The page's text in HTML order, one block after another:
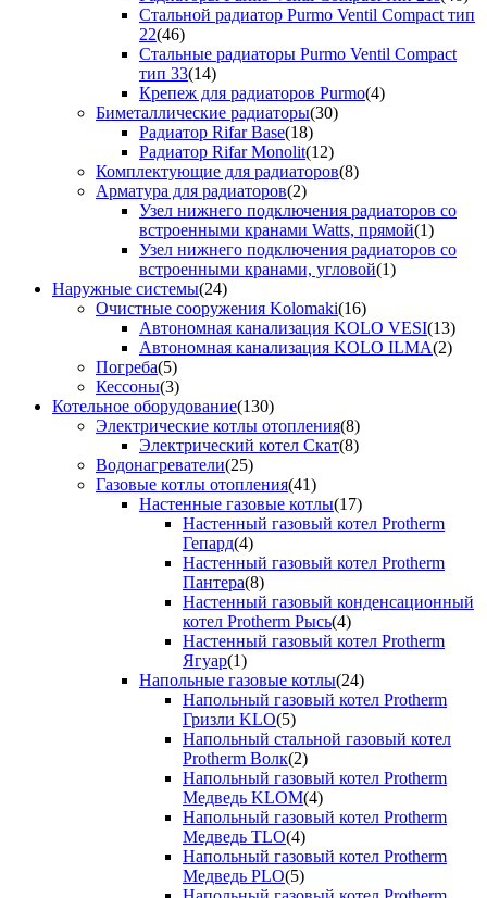
Стальной радиатор Purmo Ventil Compact тип
22(46)
Стальные радиаторы Purmo Ventil Compact
тип 33(14)
Крепеж для радиаторов Purmo(4)
Биметаллические радиаторы(30)
Радиатор Rifar Base(18)
Радиатор Rifar Monolit(12)
Комплектующие для радиаторов(8)
Арматура для радиаторов(2)
Узел нижнего подключения радиаторов со
встроенными кранами Watts, прямой(1)
Узел нижнего подключения радиаторов со
встроенными кранами, угловой(1)
Наружные системы(24)
Очистные сооружения Kolomaki(16)
Автономная канализация KOLO VESI(13)
Автономная канализация KOLO ILMA(2)
Погреба(5)
Кессоны(3)
Котельное оборудование(130)
Электрические котлы отопления(8)
Электрический котел Скат(8)
Водонагреватели(25)
Газовые котлы отопления(41)
Настенные газовые котлы(17)
Настенный газовый котел Protherm
Гепард(4)
Настенный газовый котел Protherm
Пантера(8)
Настенный газовый конденсационный
котел Protherm Рысь(4)
Настенный газовый котел Protherm
Ягуар(1)
Напольные газовые котлы(24)
Напольный газовый котел Protherm
Гризли KLO(5)
Напольный стальной газовый котел
Protherm Волк(2)
Напольный газовый котел Protherm
Медведь KLOM(4)
Напольный газовый котел Protherm
Медведь TLO(4)
Напольный газовый котел Protherm
Медведь PLO(5)